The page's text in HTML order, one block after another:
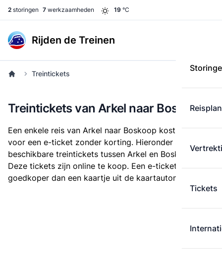
2 storingen 7 werkzaamheden 19 °C
Rijden de Treinen
Tickets
Treintickets
Treintickets van Arkel naar Boskoop
Een enkele reis van Arkel naar Boskoop kost
€ 19,98
voor een e-ticket zonder korting. Hieronder staan alle
beschikbare treintickets tussen Arkel en Boskoop.
Deze tickets zijn online te koop. Een e-ticket is altijd
goedkoper dan een kaartje uit de kaartautomaat.